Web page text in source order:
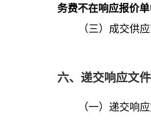
务费不在响应报价单
（三）成交供
六、递交响应文
（一）递交响